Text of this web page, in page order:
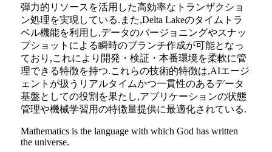
弾力的リソースを活用した高効率なトランザクショ
ン処理を実現している.また,Delta Lakeのタイムトラ
ベル機能を利用し,データのバージョニングやスナッ
プショットによる瞬時のブランチ作成が可能となっ
ており,これにより開発・検証・本番環境を柔軟に管
理できる特徴を持つ.これらの技術的特徴は,AIエージ
ェントが扱うリアルタイムかつ一貫性のあるデータ
基盤としての役割を果たし,アプリケーションの状態
管理や機械学習用の特徴量提供に最適化されている.
Mathematics is the language with which God has written
the universe.